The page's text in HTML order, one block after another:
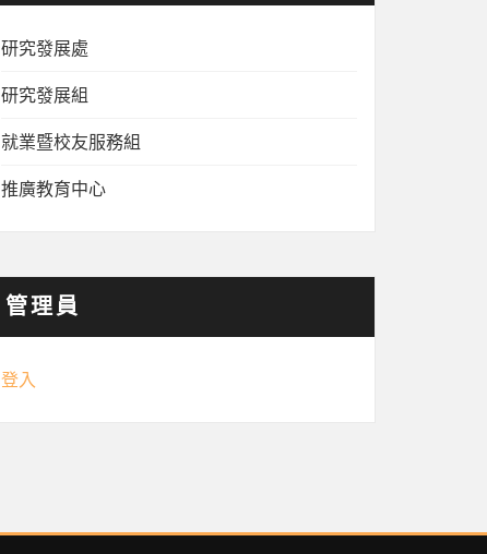
研究發展處
研究發展組
就業暨校友服務組
推廣教育中心
管理員
登入